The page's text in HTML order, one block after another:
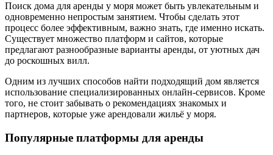
Поиск дома для аренды у моря может быть увлекательным и
одновременно непростым занятием. Чтобы сделать этот
процесс более эффективным, важно знать, где именно искать.
Существует множество платформ и сайтов, которые
предлагают разнообразные варианты аренды, от уютных дач
до роскошных вилл.
Одним из лучших способов найти подходящий дом является
использование специализированных онлайн-сервисов. Кроме
того, не стоит забывать о рекомендациях знакомых и
партнеров, которые уже арендовали жильё у моря.
Популярные платформы для аренды